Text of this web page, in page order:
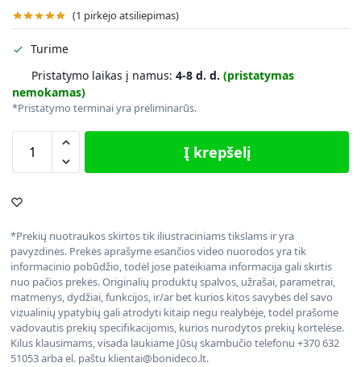
(1 pirkėjo atsiliepimas)
Turime
Pristatymo laikas į namus: 4-8 d. d. (pristatymas
nemokamas)
*Pristatymo terminai yra preliminarūs.
Į krepšelį
*Prekių nuotraukos skirtos tik iliustraciniams tikslams ir yra
pavyzdinės. Prekės aprašyme esančios video nuorodos yra tik
informacinio pobūdžio, todėl jose pateikiama informacija gali skirtis
nuo pačios prekės. Originalių produktų spalvos, užrašai, parametrai,
matmenys, dydžiai, funkcijos, ir/ar bet kurios kitos savybės dėl savo
vizualinių ypatybių gali atrodyti kitaip negu realybėje, todėl prašome
vadovautis prekių specifikacijomis, kurios nurodytos prekių kortelėse.
Kilus klausimams, visada laukiame Jūsų skambučio telefonu +370 632
51053 arba el. paštu klientai@bonideco.lt.